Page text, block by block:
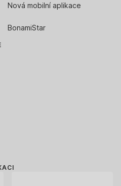
Nová mobilní aplikace
BonamiStar